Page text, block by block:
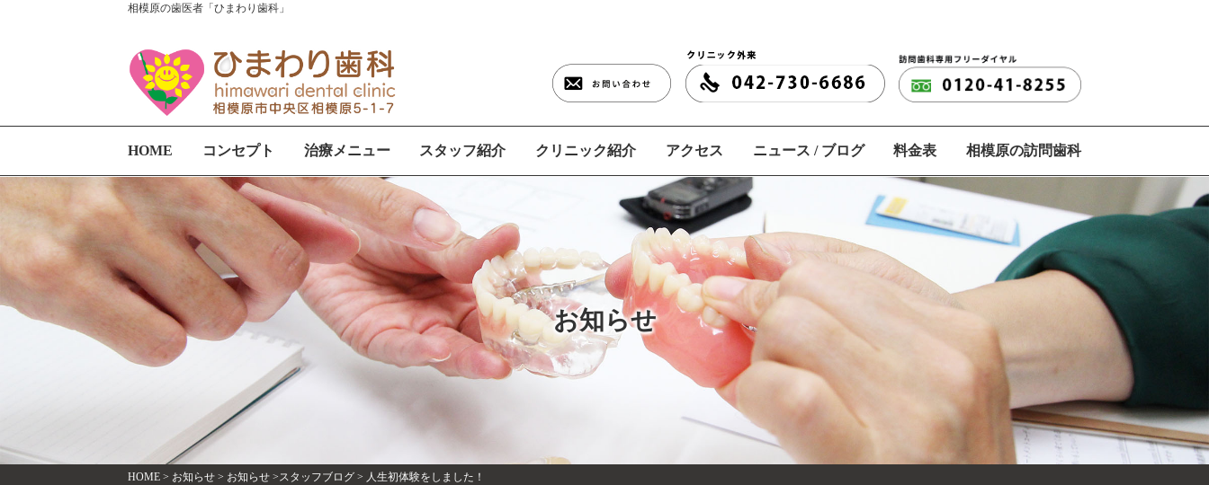
相模原の歯医者「ひまわり歯科」
HOME コンセプト 治療メニュー スタッフ紹介 クリニック紹介 アクセス ニュース / ブログ 料金表 相模原の訪問歯科
お知らせ
HOME > お知らせ > お知らせ >スタッフブログ > 人生初体験をしました！